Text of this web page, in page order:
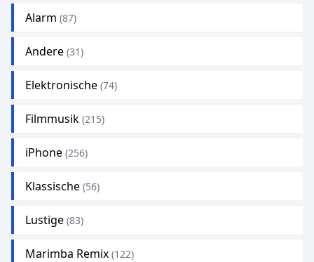
Alarm (87)
Andere (31)
Elektronische (74)
Filmmusik (215)
iPhone (256)
Klassische (56)
Lustige (83)
Marimba Remix (122)